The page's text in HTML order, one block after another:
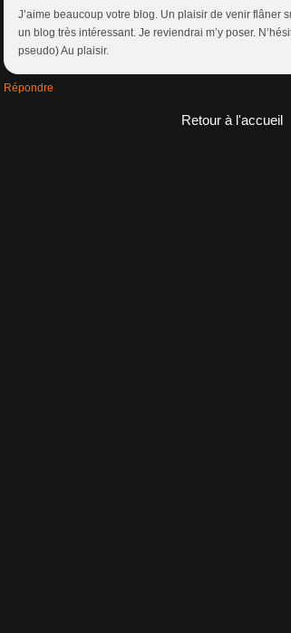
J’aime beaucoup votre blog. Un plaisir de venir flâner
un blog très intéressant. Je reviendrai m’y poser.
pseudo) Au plaisir.
Répondre
Retour à l'accueil